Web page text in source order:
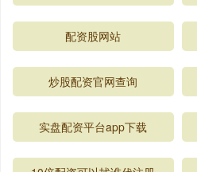
配资股网站
炒股配资官网查询
实盘配资平台app下载